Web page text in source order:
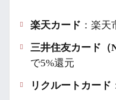
楽天カード ：楽
三井住友カード（
で5%還元
リクルートカード